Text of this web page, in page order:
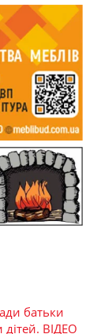
батьки
ВІДЕО